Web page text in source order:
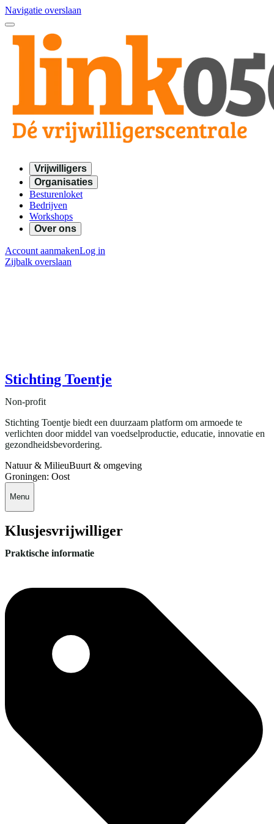
Navigatie overslaan
Vrijwilligers
Organisaties
Besturenloket
Bedrijven
Workshops
Over ons
Account aanmakenLog in
Zijbalk overslaan
Stichting Toentje
Non-profit
Stichting Toentje biedt een duurzaam platform om armoede te
verlichten door middel van voedselproductie, educatie, innovatie en
gezondheidsbevordering.
Natuur & MilieuBuurt & omgeving
Groningen: Oost
Menu
Klusjesvrijwilliger
Praktische informatie